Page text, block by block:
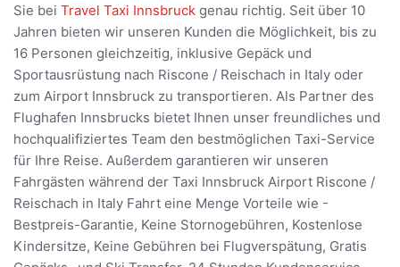
Sie bei Travel Taxi Innsbruck genau richtig. Seit über 10
Jahren bieten wir unseren Kunden die Möglichkeit, bis zu
16 Personen gleichzeitig, inklusive Gepäck und
Sportausrüstung nach Riscone / Reischach in Italy oder
zum Airport Innsbruck zu transportieren. Als Partner des
Flughafen Innsbrucks bietet Ihnen unser freundliches und
hochqualifiziertes Team den bestmöglichen Taxi-Service
für Ihre Reise. Außerdem garantieren wir unseren
Fahrgästen während der Taxi Innsbruck Airport Riscone /
Reischach in Italy Fahrt eine Menge Vorteile wie -
Bestpreis-Garantie, Keine Stornogebühren, Kostenlose
Kindersitze, Keine Gebühren bei Flugverspätung, Gratis